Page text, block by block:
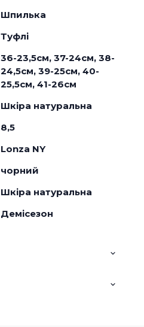
Шпилька
Туфлі
36-23,5см, 37-24см, 38-
24,5см, 39-25см, 40-
25,5см, 41-26см
Шкіра натуральна
8,5
Lonza NY
чорний
Шкіра натуральна
Демісезон